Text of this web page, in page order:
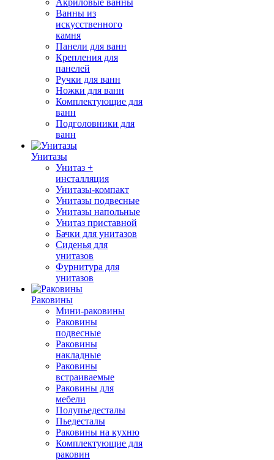
Акриловые ванны
Ванны из
искусственного
камня
Панели для ванн
Крепления для
панелей
Ручки для ванн
Ножки для ванн
Комплектующие для
ванн
Подголовники для
ванн
Унитазы
Унитаз +
инсталляция
Унитазы-компакт
Унитазы подвесные
Унитазы напольные
Унитаз приставной
Бачки для унитазов
Сиденья для
унитазов
Фурнитура для
унитазов
Раковины
Мини-раковины
Раковины
подвесные
Раковины
накладные
Раковины
встраиваемые
Раковины для
мебели
Полупьедесталы
Пьедесталы
Раковины на кухню
Комплектующие для
раковин